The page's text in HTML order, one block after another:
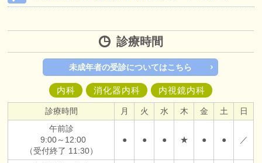
診療時間
未成年者の受診についてはこちら
内科 消化器内科 内視鏡内科
診療時間 月 火 水 木 金 土
日
午前診
9:00～12:00
（受付終了 11:30）
● ● ● ★ ● ● ／